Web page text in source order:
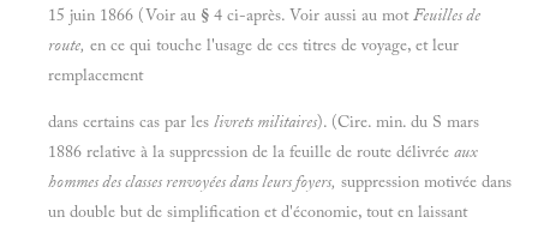
15 juin 1866 (Voir au § 4 ci-après. Voir aussi au motFeuilles de
route, en ce qui touche l'usage de ces titres de voyage, et leur
remplacement
dans certains cas par les livrets militaires). (Cire. min. du S mars
1886 relative à la suppression de la feuille de route délivrée aux
hommes des classes renvoyées dans leurs foyers, suppression motivée dans
un double but de simplification et d'économie, tout en laissant